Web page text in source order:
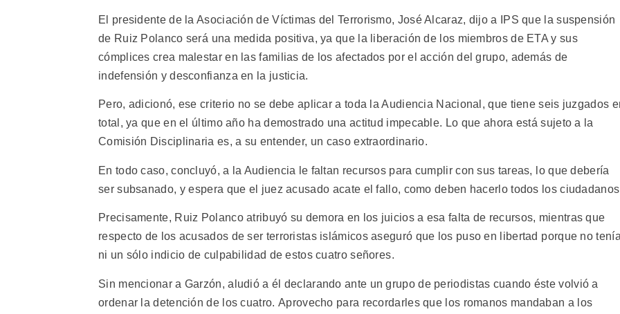
El presidente de la Asociación de Víctimas del Terrorismo, José Alcaraz, dijo a IPS que la suspensión
de Ruiz Polanco será una medida positiva, ya que la liberación de los miembros de ETA y sus
cómplices crea malestar en las familias de los afectados por el acción del grupo, además de
indefensión y desconfianza en la justicia.
Pero, adicionó, ese criterio no se debe aplicar a toda la Audiencia Nacional, que tiene seis juzgados
total, ya que en el último año ha demostrado una actitud impecable. Lo que ahora está sujeto a la
Comisión Disciplinaria es, a su entender, un caso extraordinario.
En todo caso, concluyó, a la Audiencia le faltan recursos para cumplir con sus tareas, lo que debería
ser subsanado, y espera que el juez acusado acate el fallo, como deben hacerlo todos los
Precisamente, Ruiz Polanco atribuyó su demora en los juicios a esa falta de recursos, mientras que
respecto de los acusados de ser terroristas islámicos aseguró que los puso en libertad porque no
ni un sólo indicio de culpabilidad de estos cuatro señores.
Sin mencionar a Garzón, aludió a él declarando ante un grupo de periodistas cuando éste volvió a
ordenar la detención de los cuatro. Aprovecho para recordarles que los romanos mandaban a los